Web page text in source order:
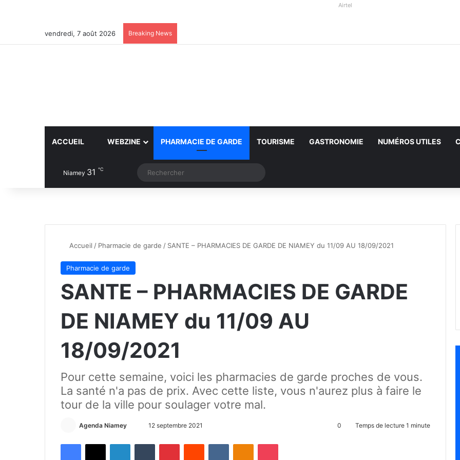
Airtel
vendredi, 7 août 2026 Breaking News
ACCUEIL WEBZINE PHARMACIE DE GARDE TOURISME GASTRONOMIE NUMÉROS UTILES
Niamey 31 ℃ Article Aléatoire
Switch skin
Accueil / Pharmacie de garde / SANTE – PHARMACIES DE GARDE DE NIAMEY du 11/09 AU 18/09/2021
Pharmacie de garde
SANTE – PHARMACIES DE GARDE
DE NIAMEY du 11/09 AU
18/09/2021
Pour cette semaine, voici les pharmacies de garde proches de vous.
La santé n'a pas de prix. Avec cette liste, vous n'aurez plus à faire le
tour de la ville pour soulager votre mal.
Agenda Niamey 12 septembre 2021 0 Temps de lecture 1 minute